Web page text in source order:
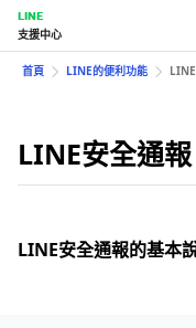
LINE
支援中心
首頁 LINE的便利功能
LINE安全通報
LINE安全通報的基本